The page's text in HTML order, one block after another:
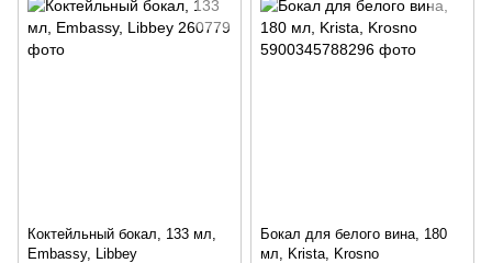
Коктейльный бокал, 133 мл,
Embassy, Libbey
Бокал для белого вина, 180
мл, Krista, Krosno